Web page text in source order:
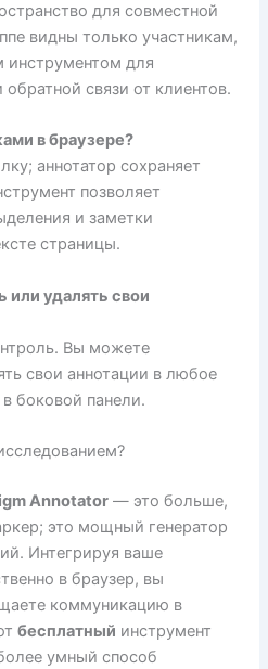
для совместной
видны только участникам,
инструментом для
связи от клиентов.
в браузере?
аннотатор сохраняет
позволяет
и заметки
страницы.
или удалять свои
Вы можете
свои аннотации в любое
боковой панели.
Annotator — это больше,
это мощный генератор
Интегрируя ваше
в браузер, вы
коммуникацию в
бесплатный инструмент
умный способ